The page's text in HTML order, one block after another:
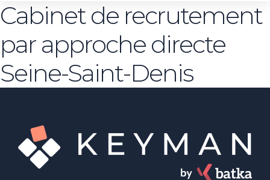
Cabinet de recrutement
par approche directe
Seine-Saint-Denis